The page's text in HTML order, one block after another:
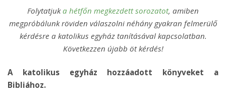
Folytatjuka hétfőn megkezdett sorozatot, amiben
megpróbálunk röviden válaszolni néhány gyakran felmerülő
kérdésre a katolikus egyház tanításával kapcsolatban.
Következzen újabb öt kérdés!
A katolikus egyház hozzáadott könyveket a
Bibliához.